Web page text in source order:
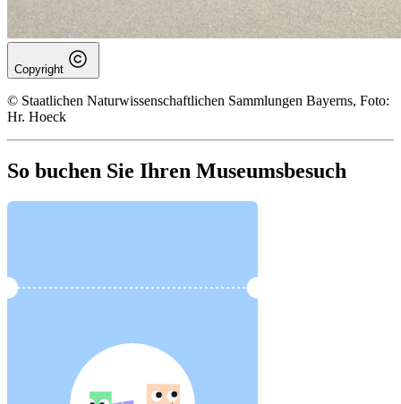
Copyright
© Staatlichen Naturwissenschaftlichen Sammlungen Bayerns, Foto:
Hr. Hoeck
So buchen Sie Ihren Museumsbesuch